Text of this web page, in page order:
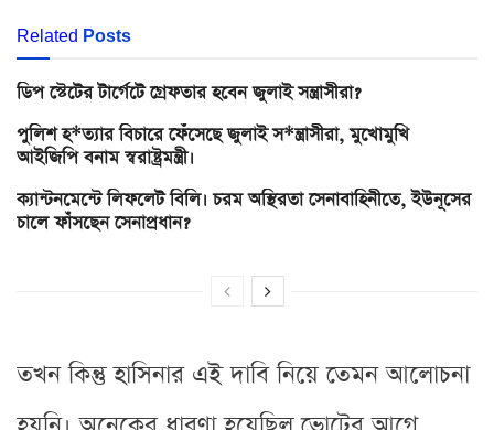
Related Posts
ডিপ স্টেটের টার্গেটে গ্রেফতার হবেন জুলাই সন্ত্রাসীরা?
পুলিশ হ*ত্যার বিচারে ফেঁসেছে জুলাই স*ন্ত্রাসীরা, মুখোমুখি
আইজিপি বনাম স্বরাষ্ট্রমন্ত্রী।
ক্যান্টনমেন্টে লিফলেট বিলি। চরম অস্থিরতা সেনাবাহিনীতে, ইউনূসের
চালে ফাঁসছেন সেনাপ্রধান?
তখন কিন্তু হাসিনার এই দাবি নিয়ে তেমন আলোচনা